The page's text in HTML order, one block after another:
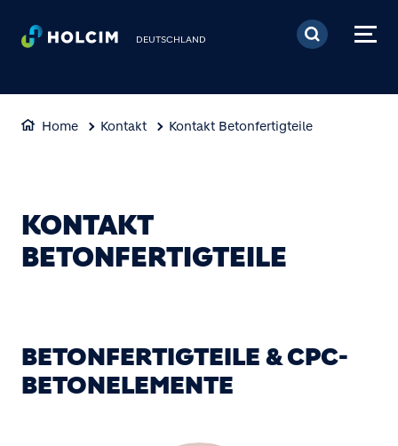
Direkt zum Inhalt
DEUTSCHLAND
Home Kontakt Kontakt Betonfertigteile
KONTAKT
BETONFERTIGTEILE
BETONFERTIGTEILE & CPC-
BETONELEMENTE